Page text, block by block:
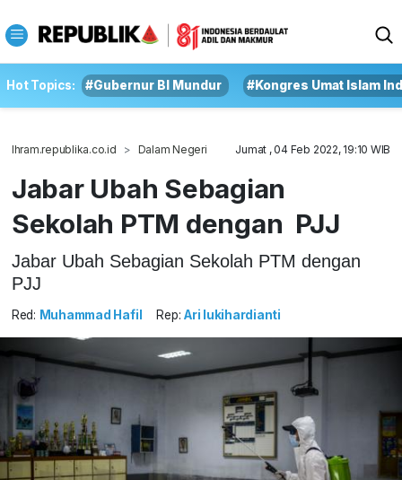
Hot Topics: #Gubernur BI Mundur #Kongres Umat Islam
Ihram.republika.co.id Dalam Negeri Jumat , 04 Feb 2022, 19:10 WIB
Jabar Ubah Sebagian
Sekolah PTM dengan PJJ
Jabar Ubah Sebagian Sekolah PTM dengan
PJJ
Red: Muhammad Hafil Rep: Ari lukihardianti